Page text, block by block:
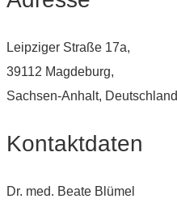
Leipziger Straße 17a,
39112 Magdeburg,
Sachsen-Anhalt, Deutschland
Kontaktdaten
Dr. med. Beate Blümel